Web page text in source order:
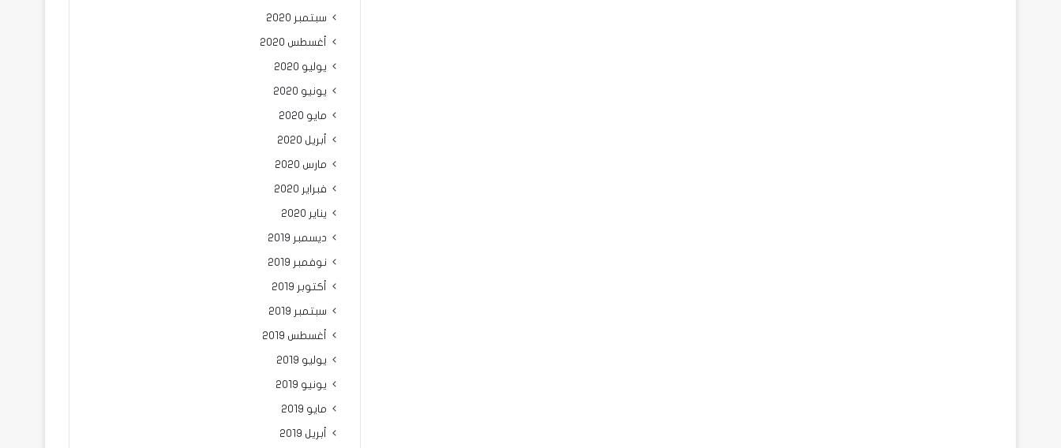
سبتمبر 2020
أغسطس 2020
يوليو 2020
يونيو 2020
مايو 2020
أبريل 2020
مارس 2020
فبراير 2020
يناير 2020
ديسمبر 2019
نوفمبر 2019
أكتوبر 2019
سبتمبر 2019
أغسطس 2019
يوليو 2019
يونيو 2019
مايو 2019
أبريل 2019